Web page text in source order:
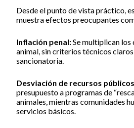
Desde el punto de vista práctico,
muestra efectos preocupantes
Inflación penal:Se multiplican
animal, sin criterios técnicos
sancionatoria.
Desviación de recursos
presupuesto a programas de
animales, mientras comunidades
servicios básicos.